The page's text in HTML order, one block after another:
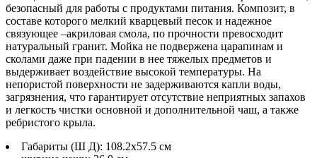
безопасный для работы с продуктами питания. Композит, в
составе которого мелкий кварцевый песок и надежное
связующее –акриловая смола, по прочности превосходит
натуральный гранит. Мойка не подвержена царапинам и
сколами даже при падении в нее тяжелых предметов и
выдерживает воздействие высокой температуры. На
непористой поверхности не задерживаются капли воды,
загрязнения, что гарантирует отсутствие неприятных запахов
и легкость чистки основной и дополнительной чаш, а также
ребристого крыла.
Габариты (Ш Д): 108.2x57.5 см